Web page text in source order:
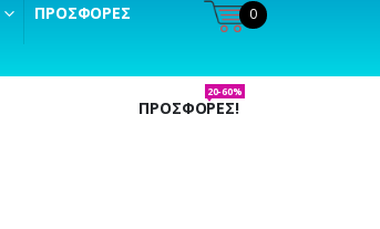
ΠΡΟΣΦΟΡΈΣ 0
ΠΡΟΣΦΟΡΕΣ!
20-60%